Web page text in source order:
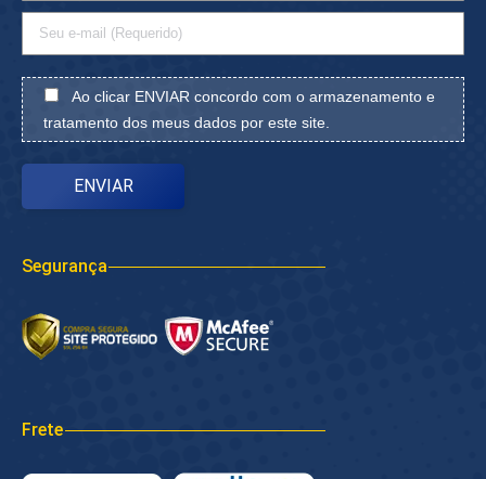
Ao clicar ENVIAR concordo com o armazenamento e
tratamento dos meus dados por este site.
Segurança
Frete